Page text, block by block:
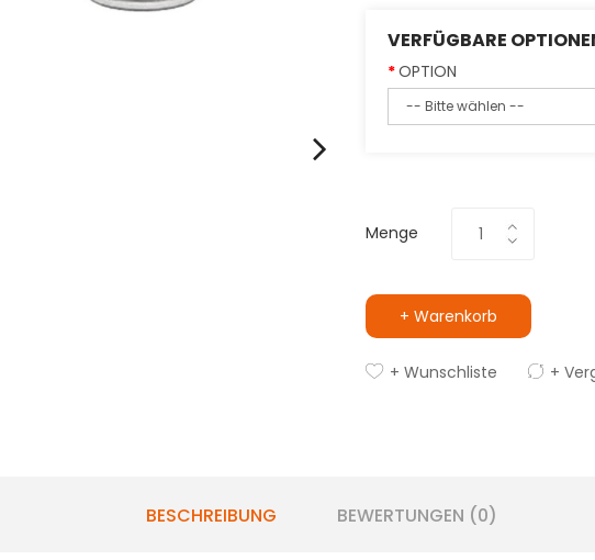
VERFÜGBARE
OPTION
Menge
+ Warenkorb
+ Wunschliste +
BESCHREIBUNG BEWERTUNGEN (0)